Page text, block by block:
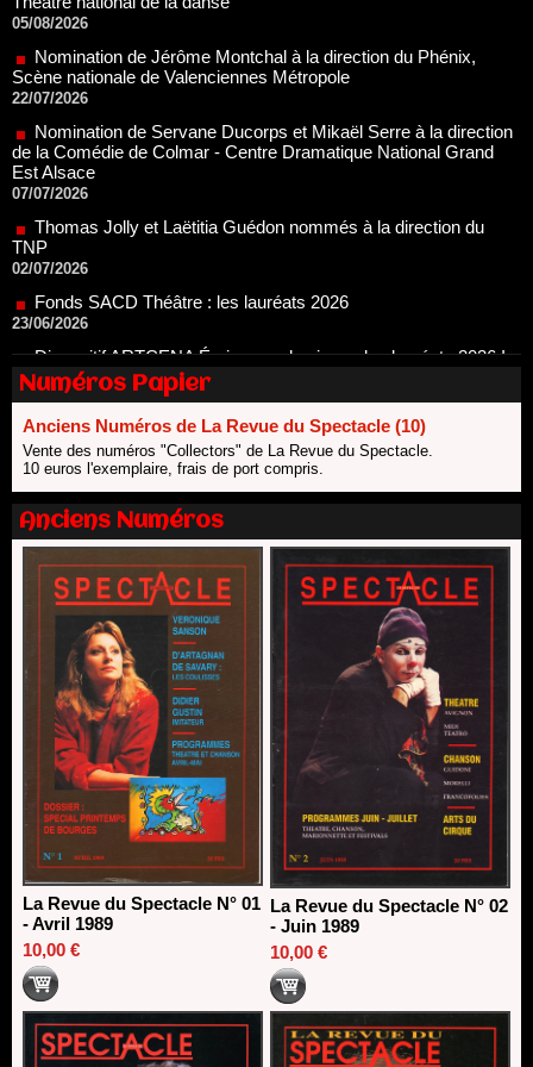
22/07/2026
Nomination de Servane Ducorps et Mikaël Serre à la direction
de la Comédie de Colmar - Centre Dramatique National Grand
Est Alsace
Thomas Jolly et Laëtitia Guédon nommés à la direction du
TNP
02/07/2026
Fonds SACD Théâtre : les lauréats 2026
23/06/2026
Dispositif ARTCENA Écrire pour le cirque, les lauréats 2026 !
20/06/2026
Le palmarès des prix SACD 2026
18/06/2026
Les 10 lauréats du Fonds Grandes Formes Théâtre 2026
13/06/2026
Nomination de Nathalie Garraud et Olivier Saccomano à la
13/06/2026
Dispositif SACD Auteurs d'espaces : les lauréats 2026
18/03/2026
Numéros Papier
Anciens Numéros de La Revue du Spectacle (10)
Vente des numéros "Collectors" de La Revue du Spectacle.
10 euros l'exemplaire, frais de port compris.
Anciens Numéros
La Revue du Spectacle N° 01
- Avril 1989
10,00 €
La Revue du Spectacle N° 02
- Juin 1989
10,00 €